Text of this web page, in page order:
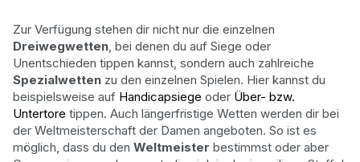
Zur Verfügung stehen dir nicht nur die einzelnen
Dreiwegwetten, bei denen du auf Siege oder
Unentschieden tippen kannst, sondern auch zahlreiche
Spezialwetten zu den einzelnen Spielen. Hier kannst du
beispielsweise auf Handicapsiege oder Über- bzw.
Untertore tippen. Auch längerfristige Wetten werden dir bei
der Weltmeisterschaft der Damen angeboten. So ist es
möglich, dass du den Weltmeister bestimmst oder aber